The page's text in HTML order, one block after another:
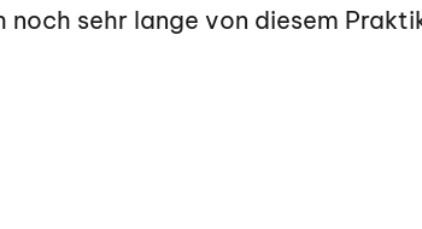
sehr lange von diesem